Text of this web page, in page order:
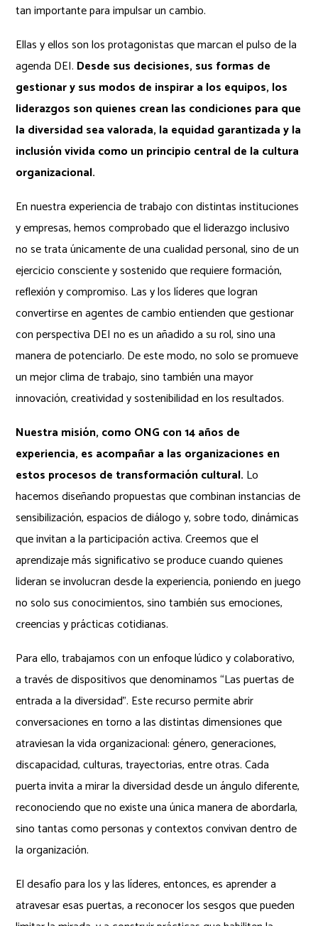
tan importante para impulsar un cambio.
Ellas y ellos son los protagonistas que marcan el pulso de la
agenda DEI. Desde sus decisiones, sus formas de
gestionar y sus modos de inspirar a los equipos, los
liderazgos son quienes crean las condiciones para que
la diversidad sea valorada, la equidad garantizada y la
inclusión vivida como un principio central de la cultura
organizacional.
En nuestra experiencia de trabajo con distintas instituciones
y empresas, hemos comprobado que el liderazgo inclusivo
no se trata únicamente de una cualidad personal, sino de un
ejercicio consciente y sostenido que requiere formación,
reflexión y compromiso. Las y los líderes que logran
convertirse en agentes de cambio entienden que gestionar
con perspectiva DEI no es un añadido a su rol, sino una
manera de potenciarlo. De este modo, no solo se promueve
un mejor clima de trabajo, sino también una mayor
innovación, creatividad y sostenibilidad en los resultados.
Nuestra misión, como ONG con 14 años de
experiencia, es acompañar a las organizaciones en
estos procesos de transformación cultural. Lo
hacemos diseñando propuestas que combinan instancias de
sensibilización, espacios de diálogo y, sobre todo, dinámicas
que invitan a la participación activa. Creemos que el
aprendizaje más significativo se produce cuando quienes
lideran se involucran desde la experiencia, poniendo en juego
no solo sus conocimientos, sino también sus emociones,
creencias y prácticas cotidianas.
Para ello, trabajamos con un enfoque lúdico y colaborativo,
a través de dispositivos que denominamos “Las puertas de
entrada a la diversidad”. Este recurso permite abrir
conversaciones en torno a las distintas dimensiones que
atraviesan la vida organizacional: género, generaciones,
discapacidad, culturas, trayectorias, entre otras. Cada
puerta invita a mirar la diversidad desde un ángulo diferente,
reconociendo que no existe una única manera de abordarla,
sino tantas como personas y contextos convivan dentro de
la organización.
El desafío para los y las líderes, entonces, es aprender a
atravesar esas puertas, a reconocer los sesgos que pueden